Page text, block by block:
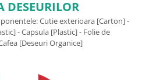
DESEURILOR
Cutie exterioara [Carton] -
- Capsula [Plastic] - Folie de
[Deseuri Organice]